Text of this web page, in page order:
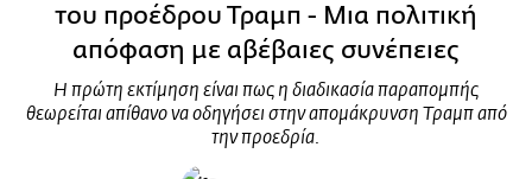
του προέδρου Τραμπ - Μια πολιτική
απόφαση με αβέβαιες συνέπειες
Η πρώτη εκτίμηση είναι πως η διαδικασία παραπομπής
θεωρείται απίθανο να οδηγήσει στην απομάκρυνση Τραμπ από
την προεδρία.